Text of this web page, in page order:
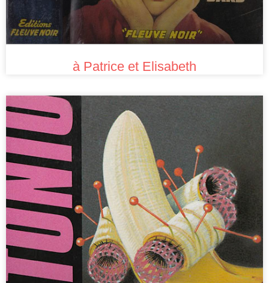
à Patrice et Elisabeth